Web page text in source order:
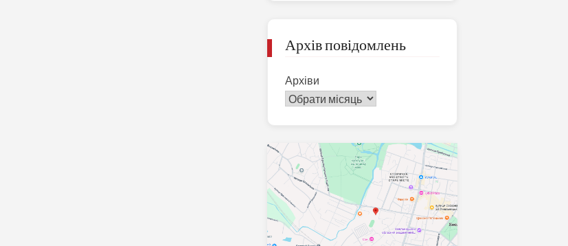
Архів повідомлень
Архіви